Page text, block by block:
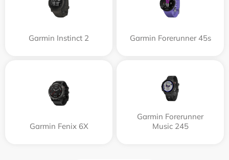
Garmin Instinct 2 Garmin Forerunner 45s
Garmin Fenix 6X
Garmin Forerunner
Music 245